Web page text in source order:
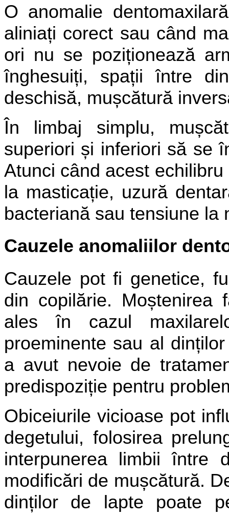
O anomalie
aliniați corect sau când
ori nu se poziționează
înghesuiți, spații între
deschisă, mușcătură
În limbaj simplu,
superiori și inferiori să se
Atunci când acest
la masticație, uzură
bacteriană sau tensiune la
Cauzele anomaliilor
Cauzele pot fi genetice,
din copilărie. Moștenirea
ales în cazul
proeminente sau al
a avut nevoie de
predispoziție pentru
Obiceiurile vicioase pot
degetului, folosirea
interpunerea limbii între
modificări de mușcătură.
dinților de lapte poate